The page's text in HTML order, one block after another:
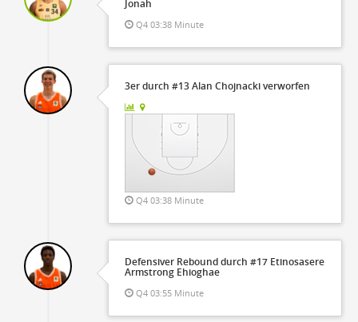
Jonah
Q4 03:38 Minute
3er durch #13 Alan Chojnacki verworfen
Q4 03:38 Minute
Defensiver Rebound durch #17 Etinosasere
Armstrong Ehioghae
Q4 03:55 Minute